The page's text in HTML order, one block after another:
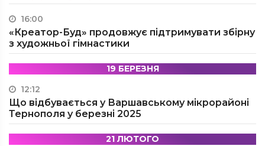
16:00
«Креатор-Буд» продовжує підтримувати збірну
з художньої гімнастики
19 БЕРЕЗНЯ
12:12
Що відбувається у Варшавському мікрорайоні
Тернополя у березні 2025
21 ЛЮТОГО